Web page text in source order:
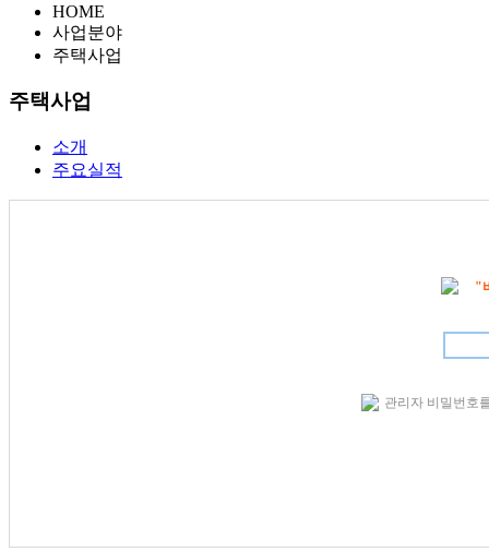
HOME
사업분야
주택사업
주택사업
소개
주요실적
"
관리자 비밀번호